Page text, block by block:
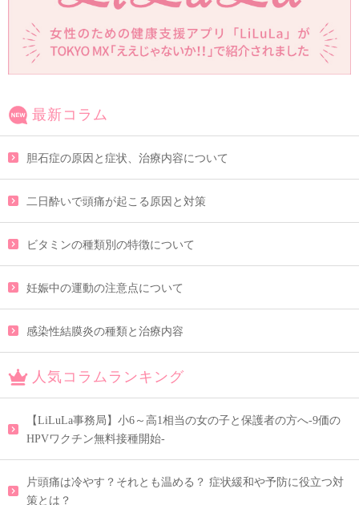
最新コラム
胆石症の原因と症状、治療内容について
二日酔いで頭痛が起こる原因と対策
ビタミンの種類別の特徴について
妊娠中の運動の注意点について
感染性結膜炎の種類と治療内容
人気コラムランキング
【LiLuLa事務局】小6～高1相当の女の子と保護者の方へ-9価の
HPVワクチン無料接種開始-
片頭痛は冷やす？それとも温める？ 症状緩和や予防に役立つ対
策とは？